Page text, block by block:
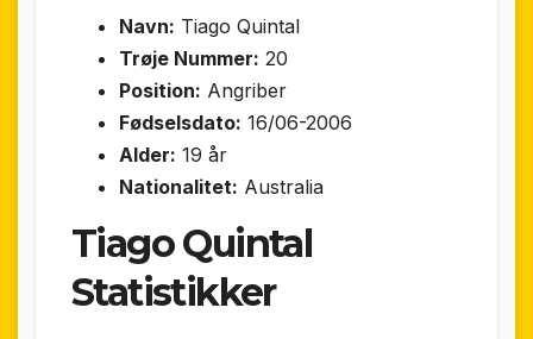
Navn: Tiago Quintal
Trøje Nummer: 20
Position: Angriber
Fødselsdato: 16/06-2006
Alder: 19 år
Nationalitet: Australia
Tiago Quintal
Statistikker